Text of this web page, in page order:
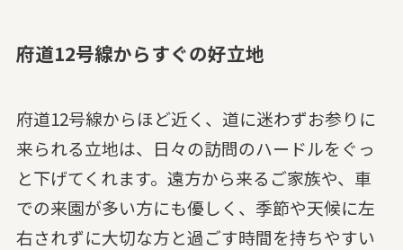
府道12号線からすぐの好立地
府道12号線からほど近く、道に迷わずお参りに
来られる立地は、日々の訪問のハードルをぐっ
と下げてくれます。遠方から来るご家族や、車
での来園が多い方にも優しく、季節や天候に左
右されずに大切な方と過ごす時間を持ちやすい